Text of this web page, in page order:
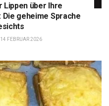
Lippen über Ihre
geheime Sprache
14 FEBRUAR 2026